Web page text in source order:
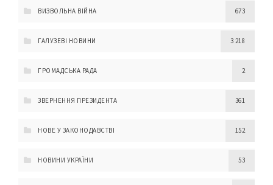
ВИЗВОЛЬНА ВІЙНА 673
ГАЛУЗЕВІ НОВИНИ 3 218
ГРОМАДСЬКА РАДА 2
ЗВЕРНЕННЯ ПРЕЗИДЕНТА 361
НОВЕ У ЗАКОНОДАВСТВІ 152
НОВИНИ УКРАЇНИ 53